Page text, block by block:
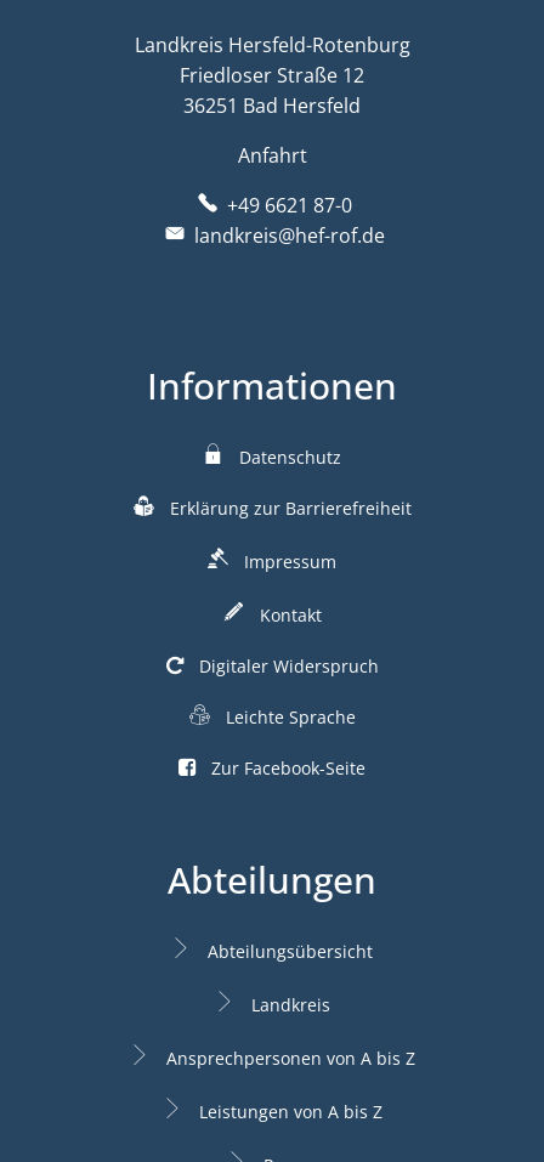
Landkreis Hersfeld-Rotenburg
Friedloser Straße 12
36251 Bad Hersfeld
Anfahrt
+49 6621 87-0
landkreis@hef-rof.de
Informationen
Datenschutz
Erklärung zur Barrierefreiheit
Impressum
Kontakt
Digitaler Widerspruch
Leichte Sprache
Zur Facebook-Seite
Abteilungen
Abteilungsübersicht
Landkreis
Ansprechpersonen von A bis Z
Leistungen von A bis Z